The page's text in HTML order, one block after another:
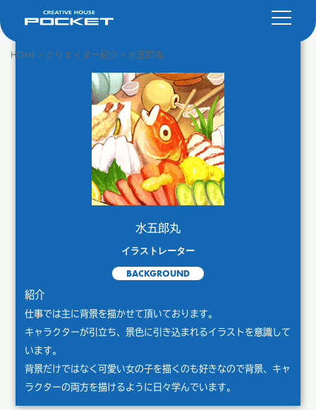
HOME> クリエイター紹介 > 水五郎丸
水五郎丸
イラストレーター
BACKGROUND
紹介
仕事では主に背景を描かせて頂いております。
キャラクターが引立ち、景色に引き込まれるイラストを意識して
います。
背景だけではなく可愛い女の子を描くのも好きなので背景、キャ
ラクターの両方を描けるように日々学んでいます。